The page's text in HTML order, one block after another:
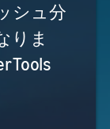
シュ分
りま
Tools